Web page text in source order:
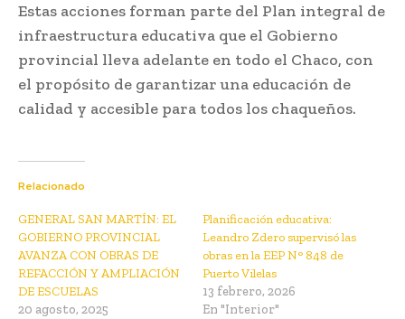
Estas acciones forman parte del Plan integral de
infraestructura educativa que el Gobierno
provincial lleva adelante en todo el Chaco, con
el propósito de garantizar una educación de
calidad y accesible para todos los chaqueños.
Relacionado
GENERAL SAN MARTÍN: EL
GOBIERNO PROVINCIAL
AVANZA CON OBRAS DE
REFACCIÓN Y AMPLIACIÓN
DE ESCUELAS
20 agosto, 2025
Planificación educativa:
Leandro Zdero supervisó las
obras en la EEP N° 848 de
Puerto Vilelas
13 febrero, 2026
En "Interior"